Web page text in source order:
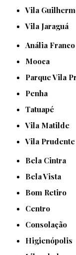
Vila
Vila Jaraguá
Anália Franco
Mooca
Parque Vila
Penha
Tatuapé
Vila Matilde
Vila Prudente
Bela Cintra
Bela Vista
Bom Retiro
Centro
Consolação
Higienópolis